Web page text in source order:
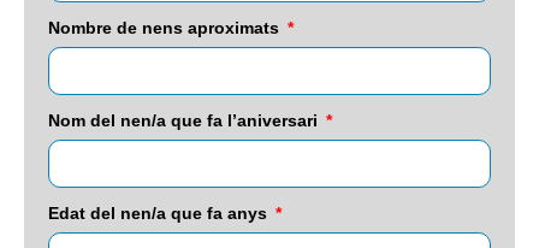
Nombre de nens aproximats
Nom del nen/a que fa l’aniversari
Edat del nen/a que fa anys